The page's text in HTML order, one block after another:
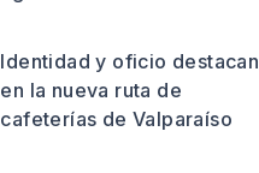
Identidad y oficio destacan
en la nueva ruta de
cafeterías de Valparaíso